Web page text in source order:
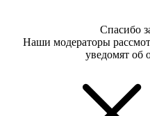
Спасибо
Наши модераторы
уведомят об